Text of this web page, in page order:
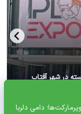
دامی دلربا
در شهر آفتاب